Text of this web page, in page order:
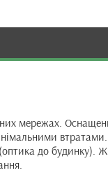
мережах.
до будинку).